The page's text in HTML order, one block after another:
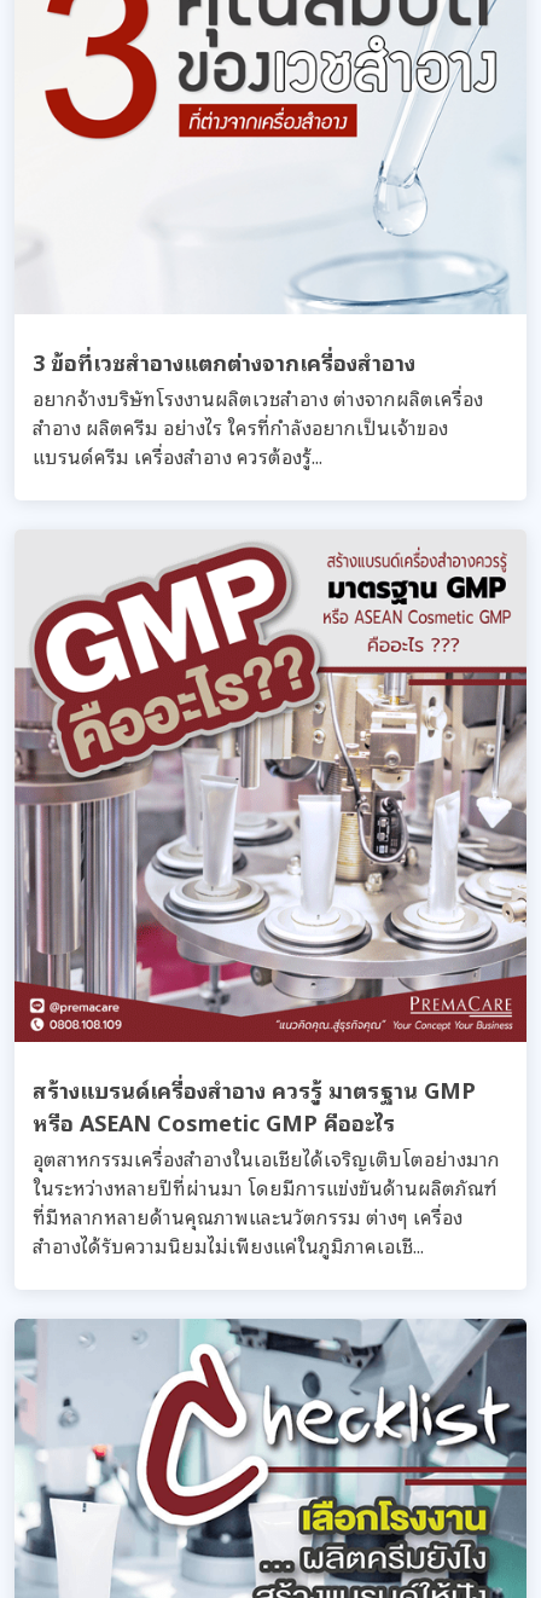
3 ข้อที่เวชสำอางแตกต่างจากเครื่องสำอาง
อยากจ้างบริษัทโรงงานผลิตเวชสำอาง ต่างจากผลิตเครื่อง
สำอาง ผลิตครีม อย่างไร ใครที่กำลังอยากเป็นเจ้าของ
แบรนด์ครีม เครื่องสำอาง ควรต้องรู้...
สร้างแบรนด์เครื่องสำอาง ควรรู้ มาตรฐาน GMP
หรือ ASEAN Cosmetic GMP คืออะไร
อุตสาหกรรมเครื่องสําอางในเอเชียได้เจริญเติบโตอย่างมาก
ในระหว่างหลายปีที่ผ่านมา โดยมีการแข่งขันด้านผลิตภัณฑ์
ที่มีหลากหลายด้านคุณภาพและนวัตกรรม ต่างๆ เครื่อง
สำอางได้รับความนิยมไม่เพียงแค่ในภูมิภาคเอเชี...